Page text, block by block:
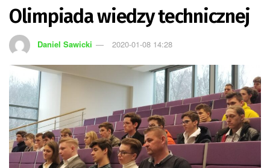
Olimpiada wiedzy technicznej
Daniel Sawicki 2020-01-08 14:28